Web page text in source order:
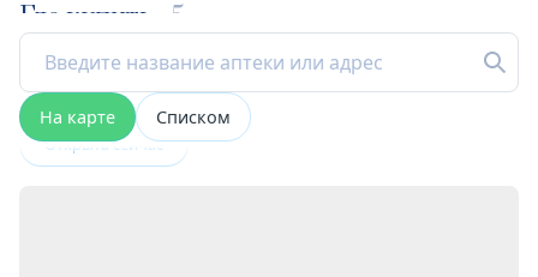
Где купить 5
На карте Списком
Открыта сейчас